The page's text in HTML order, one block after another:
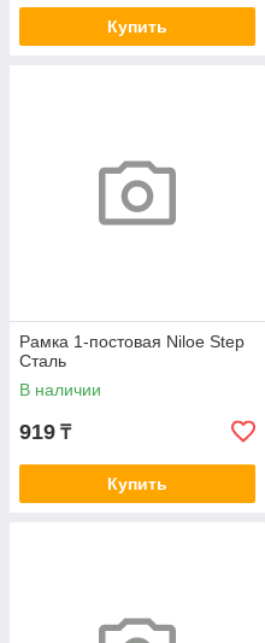
Купить
Рамка 1-постовая Niloe Step
Сталь
В наличии
919 ₸
Купить